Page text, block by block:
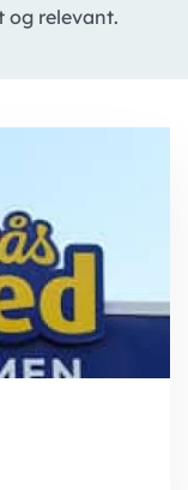
og relevant.